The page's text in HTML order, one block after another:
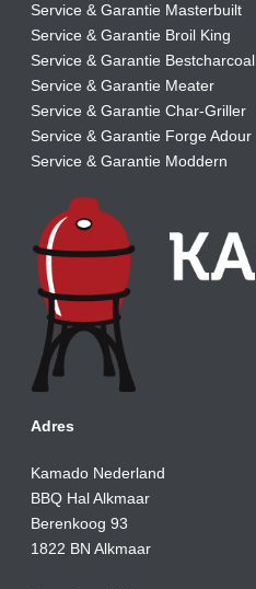
Service & Garantie Masterbuilt
Service & Garantie Broil King
Service & Garantie Bestcharcoal
Service & Garantie Meater
Service & Garantie Char-Griller
Service & Garantie Forge Adour
Service & Garantie Moddern
Adres
Kamado Nederland
BBQ Hal Alkmaar
Berenkoog 93
1822 BN Alkmaar